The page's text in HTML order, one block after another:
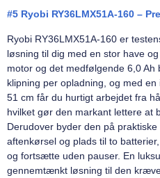
#5 Ryobi RY36LMX51A-160 –
Ryobi RY36LMX51A-160 er
løsning til dig med en stor have
motor og det medfølgende 6,0 Ah
klipning per opladning, og med
51 cm får du hurtigt arbejdet fra
hvilket gør den markant lettere at
Derudover byder den på
aftenkørsel og plads til to
og fortsætte uden pauser. En
gennemtænkt løsning til den